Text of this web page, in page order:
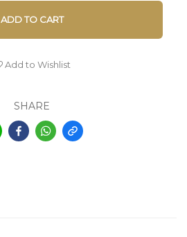
ADD TO CART
Add to Wishlist
SHARE